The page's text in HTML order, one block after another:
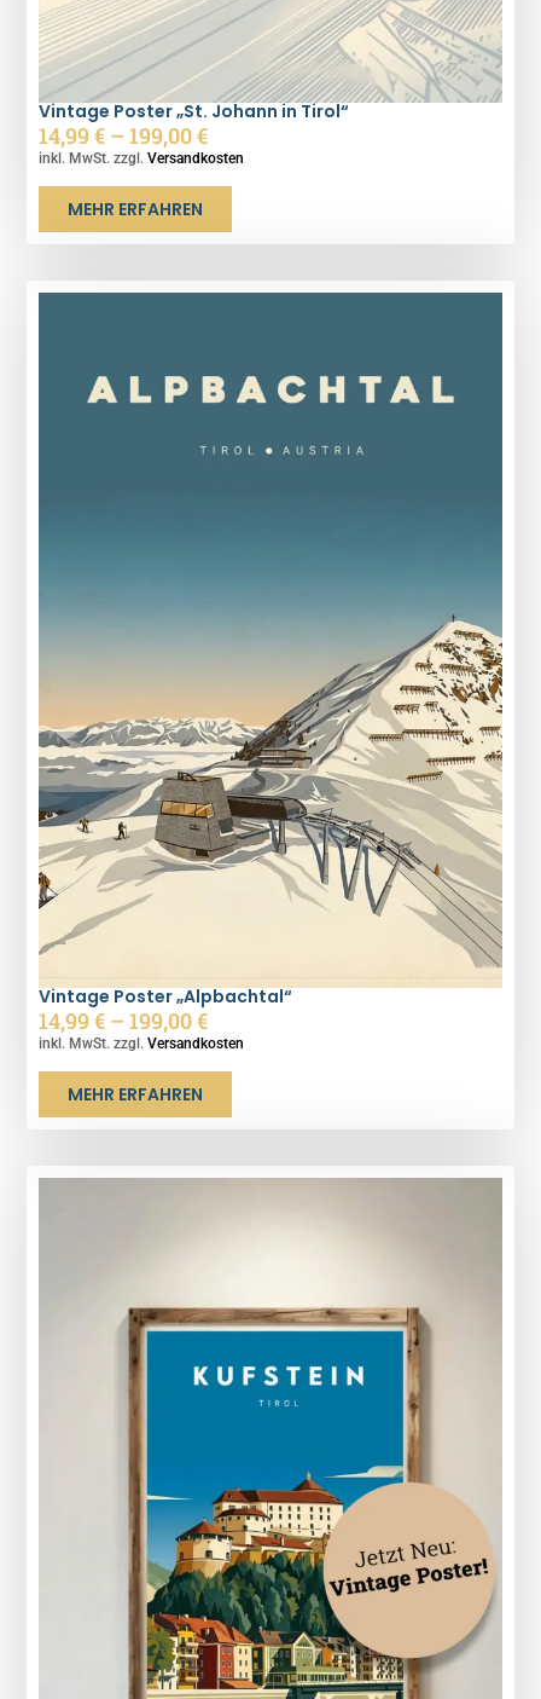
Vintage Poster „St. Johann in Tirol“
14,99€ –199,00€
inkl. MwSt. zzgl.Versandkosten
MEHR ERFAHREN
Vintage Poster „Alpbachtal“
14,99€ –199,00€
inkl. MwSt. zzgl.Versandkosten
MEHR ERFAHREN